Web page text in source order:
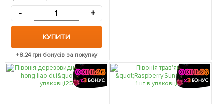
- +
КУПИТИ
+8.24грн бонусів за покупку